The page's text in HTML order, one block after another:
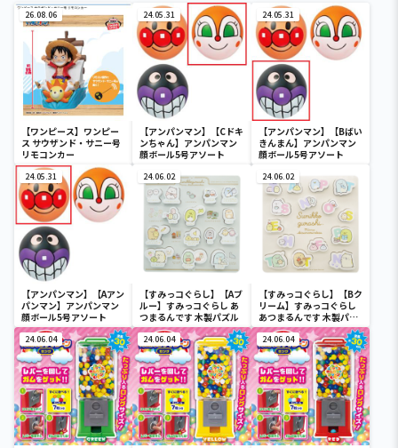
26.08.06
【ワンピース】ワンピー
ス サウザンド・サニー号
リモコンカー
24.05.31
【アンパンマン】【Cドキ
ンちゃん】アンパンマン
顔ボール5号アソート
24.05.31
【アンパンマン】【Bばい
きんまん】アンパンマン
顔ボール5号アソート
24.05.31
【アンパンマン】【Aアン
パンマン】アンパンマン
顔ボール5号アソート
24.06.02
【すみっコぐらし】【Aブ
ルー】すみっコぐらし あ
つまるんです 木製パズル
24.06.02
【すみっコぐらし】【Bク
リーム】すみっコぐらし
あつまるんです 木製パズ
ル
24.06.04 24.06.04 24.06.04